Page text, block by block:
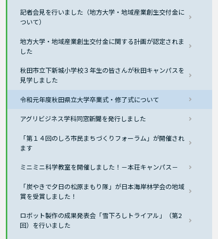
記者会見を行いました（地方大学・地域産業創生交付金に
ついて）
地方大学・地域産業創生交付金に関する計画が認定されま
した
秋田市立下新城小学校３年生の皆さんが秋田キャンパスを
見学しました
令和元年度秋田県立大学卒業式・修了式について
アグリビジネス学科同窓新聞を発行しました
「第１４回のしろ市民まちづくりフォーラム」が開催され
ます
ミニミニ科学教室を開催しました！－本荘キャンパス－
「炭やきで夕日の松原まもり隊」が日本海岸林学会の地域
賞を受賞しました！
ロボット製作の成果発表会「雪下ろしトライアル」（第2
回）を行いました